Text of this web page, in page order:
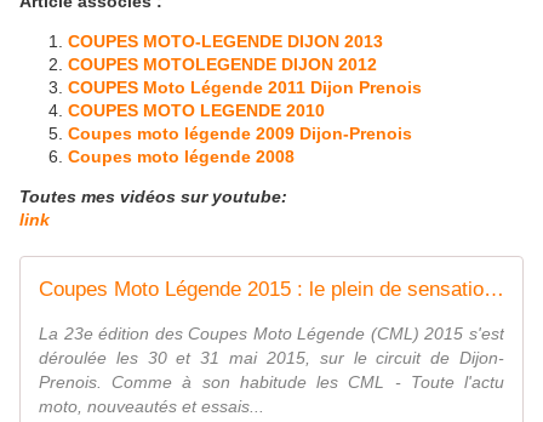
COUPES MOTO-LEGENDE DIJON 2013
COUPES MOTOLEGENDE DIJON 2012
COUPES Moto Légende 2011 Dijon Prenois
COUPES MOTO LEGENDE 2010
Coupes moto légende 2009 Dijon-Prenois
Coupes moto légende 2008
Toutes mes vidéos sur youtube:
link
Coupes Moto Légende 2015 : le plein de sensations !
La 23e édition des Coupes Moto Légende (CML) 2015 s'est
déroulée les 30 et 31 mai 2015, sur le circuit de Dijon-
Prenois. Comme à son habitude les CML - Toute l'actu
moto, nouveautés et essais...